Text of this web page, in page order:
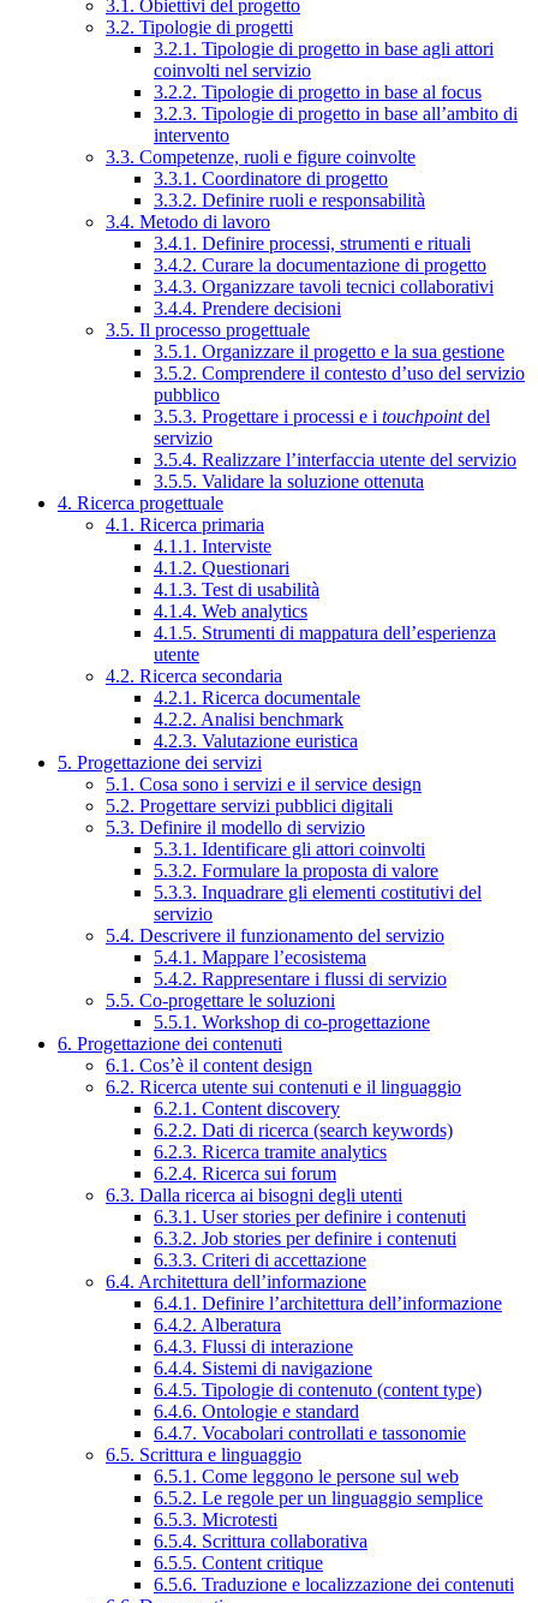
3.1. Obiettivi del progetto
3.2. Tipologie di progetti
3.2.1. Tipologie di progetto in base agli attori
coinvolti nel servizio
3.2.2. Tipologie di progetto in base al focus
3.2.3. Tipologie di progetto in base all’ambito di
intervento
3.3. Competenze, ruoli e figure coinvolte
3.3.1. Coordinatore di progetto
3.3.2. Definire ruoli e responsabilità
3.4. Metodo di lavoro
3.4.1. Definire processi, strumenti e rituali
3.4.2. Curare la documentazione di progetto
3.4.3. Organizzare tavoli tecnici collaborativi
3.4.4. Prendere decisioni
3.5. Il processo progettuale
3.5.1. Organizzare il progetto e la sua gestione
3.5.2. Comprendere il contesto d’uso del servizio
pubblico
3.5.3. Progettare i processi e i touchpointdel
servizio
3.5.4. Realizzare l’interfaccia utente del servizio
3.5.5. Validare la soluzione ottenuta
4. Ricerca progettuale
4.1. Ricerca primaria
4.1.1. Interviste
4.1.2. Questionari
4.1.3. Test di usabilità
4.1.4. Web analytics
4.1.5. Strumenti di mappatura dell’esperienza
utente
4.2. Ricerca secondaria
4.2.1. Ricerca documentale
4.2.2. Analisi benchmark
4.2.3. Valutazione euristica
5. Progettazione dei servizi
5.1. Cosa sono i servizi e il service design
5.2. Progettare servizi pubblici digitali
5.3. Definire il modello di servizio
5.3.1. Identificare gli attori coinvolti
5.3.2. Formulare la proposta di valore
5.3.3. Inquadrare gli elementi costitutivi del
servizio
5.4. Descrivere il funzionamento del servizio
5.4.1. Mappare l’ecosistema
5.4.2. Rappresentare i flussi di servizio
5.5. Co-progettare le soluzioni
5.5.1. Workshop di co-progettazione
6. Progettazione dei contenuti
6.1. Cos’è il content design
6.2. Ricerca utente sui contenuti e il linguaggio
6.2.1. Content discovery
6.2.2. Dati di ricerca (search keywords)
6.2.3. Ricerca tramite analytics
6.2.4. Ricerca sui forum
6.3. Dalla ricerca ai bisogni degli utenti
6.3.1. User stories per definire i contenuti
6.3.2. Job stories per definire i contenuti
6.3.3. Criteri di accettazione
6.4. Architettura dell’informazione
6.4.1. Definire l’architettura dell’informazione
6.4.2. Alberatura
6.4.3. Flussi di interazione
6.4.4. Sistemi di navigazione
6.4.5. Tipologie di contenuto (content type)
6.4.6. Ontologie e standard
6.4.7. Vocabolari controllati e tassonomie
6.5. Scrittura e linguaggio
6.5.1. Come leggono le persone sul web
6.5.2. Le regole per un linguaggio semplice
6.5.3. Microtesti
6.5.4. Scrittura collaborativa
6.5.5. Content critique
6.5.6. Traduzione e localizzazione dei contenuti